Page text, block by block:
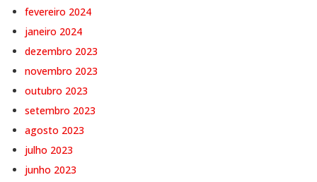
fevereiro 2024
janeiro 2024
dezembro 2023
novembro 2023
outubro 2023
setembro 2023
agosto 2023
julho 2023
junho 2023